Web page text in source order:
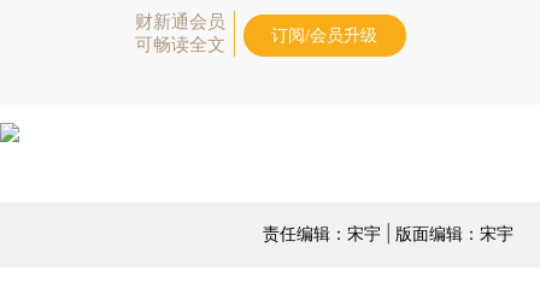
财新通会员
可畅读全文
订阅/会员升级
责任编辑：宋宇 | 版面编辑：宋宇